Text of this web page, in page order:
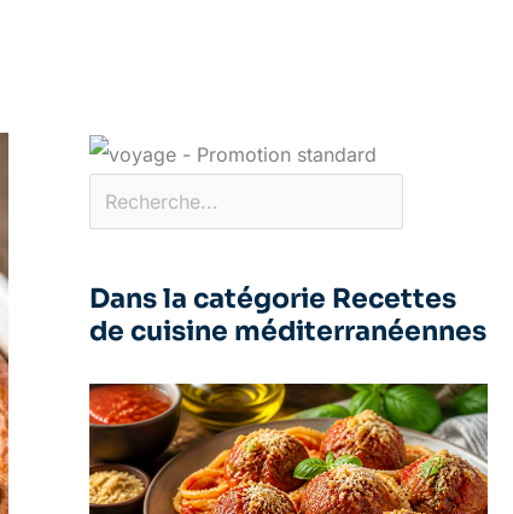
Dans la catégorie Recettes
de cuisine méditerranéennes